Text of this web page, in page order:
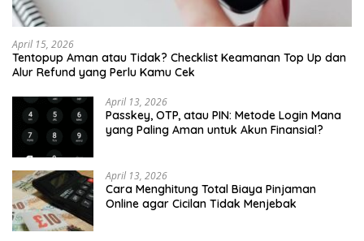
April 15, 2026
Tentopup Aman atau Tidak? Checklist Keamanan Top Up dan
Alur Refund yang Perlu Kamu Cek
April 13, 2026
Passkey, OTP, atau PIN: Metode Login Mana
yang Paling Aman untuk Akun Finansial?
April 13, 2026
Cara Menghitung Total Biaya Pinjaman
Online agar Cicilan Tidak Menjebak